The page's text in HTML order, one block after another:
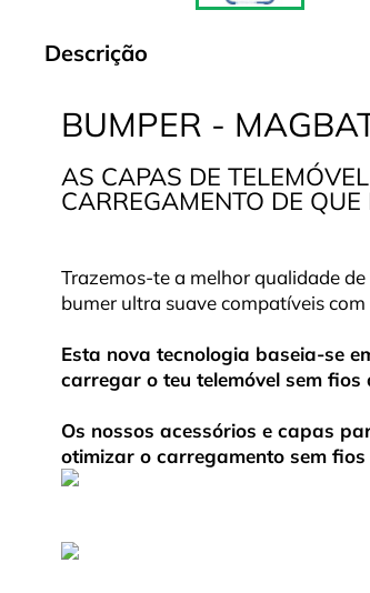
Descrição
BUMPER -
AS CAPAS DE
CARREGAMENTO DE
Trazemos-te a melhor qualidade
bumer ultra suave compatíveis
Esta nova tecnologia baseia-se
carregar o teu telemóvel sem
Os nossos acessórios e capas
otimizar o carregamento sem